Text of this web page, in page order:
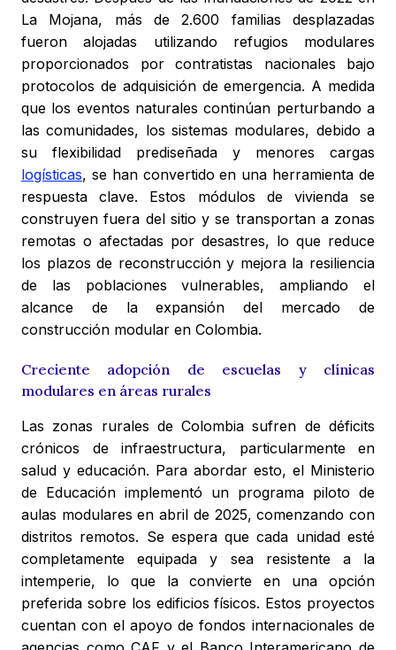
La Mojana, más de 2.600 familias desplazadas
fueron alojadas utilizando refugios modulares
proporcionados por contratistas nacionales bajo
protocolos de adquisición de emergencia. A medida
que los eventos naturales continúan perturbando a
las comunidades, los sistemas modulares, debido a
su flexibilidad prediseñada y menores cargas
logísticas, se han convertido en una herramienta de
respuesta clave. Estos módulos de vivienda se
construyen fuera del sitio y se transportan a zonas
remotas o afectadas por desastres, lo que reduce
los plazos de reconstrucción y mejora la resiliencia
de las poblaciones vulnerables, ampliando el
alcance de la expansión del mercado de
construcción modular en Colombia.
Creciente adopción de escuelas y clínicas
modulares en áreas rurales
Las zonas rurales de Colombia sufren de déficits
crónicos de infraestructura, particularmente en
salud y educación. Para abordar esto, el Ministerio
de Educación implementó un programa piloto de
aulas modulares en abril de 2025, comenzando con
distritos remotos. Se espera que cada unidad esté
completamente equipada y sea resistente a la
intemperie, lo que la convierte en una opción
preferida sobre los edificios físicos. Estos proyectos
cuentan con el apoyo de fondos internacionales de